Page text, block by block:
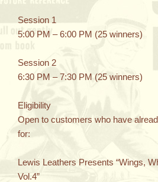
Session 1
5:00 PM – 6:00 PM (25 winners)
Session 2
6:30 PM – 7:30 PM (25 winners)
Eligibility
Open to customers who have
for:
Lewis Leathers Presents “Wings,
Vol.4”